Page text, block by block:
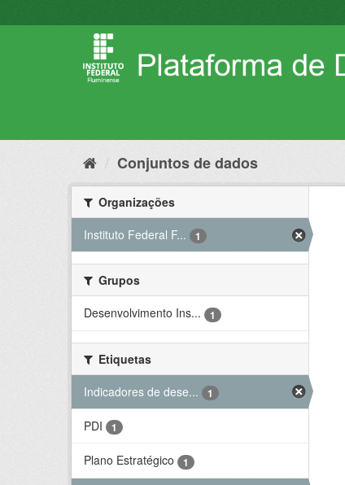
para
Conjuntos de dados
Organizações
Instituto Federal F...
1
Grupos
Desenvolvimento Ins...
1
Etiquetas
Indicadores de dese...
1
PDI 1
Plano Estratégico 1